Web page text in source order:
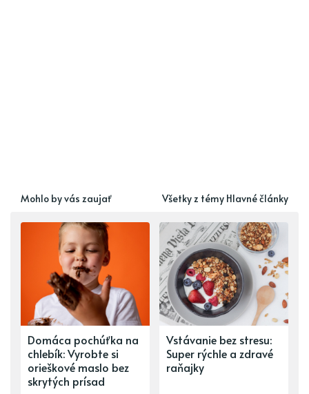
Mohlo by vás zaujať Všetky z témy Hlavné články
Domáca pochúťka na
chlebík: Vyrobte si
orieškové maslo bez
skrytých prísad
Vstávanie bez stresu:
Super rýchle a zdravé
raňajky